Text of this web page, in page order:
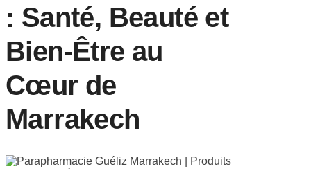
: Santé, Beauté et
Bien-Être au
Cœur de
Marrakech